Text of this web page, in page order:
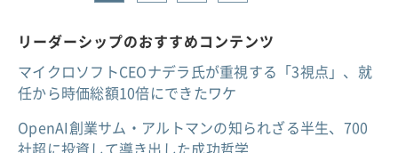
リーダーシップのおすすめコンテンツ
マイクロソフトCEOナデラ氏が重視する「3視点」、就
任から時価総額10倍にできたワケ
OpenAI創業サム・アルトマンの知られざる半生、700
社超に投資して導き出した成功哲学